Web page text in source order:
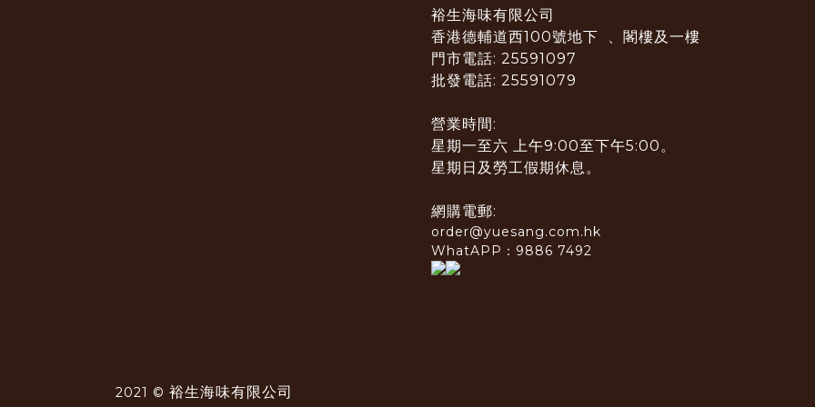
裕生海味有限公司
香港德輔道西100號地下 、閣樓及一樓
門市電話: 25591097
批發電話: 25591079
營業時間:
星期一至六 上午9:00至下午5:00。
星期日及勞工假期休息。
網購電郵:
order@yuesang.com.hk
WhatAPP：9886 7492
2021 © 裕生海味有限公司